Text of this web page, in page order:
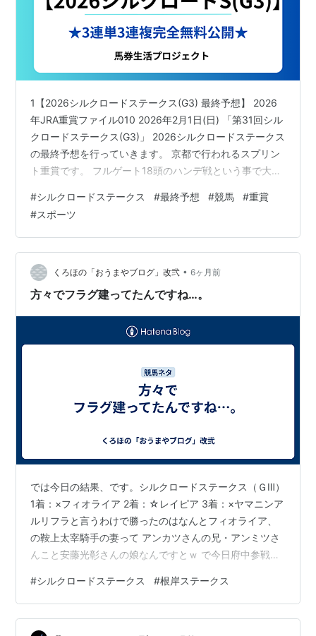
1【2026シルクロードステークス(G3) 最終予想】 2026
年JRA重賞ファイル010 2026年2月1日(日) 「第31回シル
クロードステークス(G3)」 2026シルクロードステークス
の最終予想を行っていきます。 京都で行われるスプリン
ト重賞です。 フルゲート18頭のハンデ戦という事で大混
ます。 シルクロードステークスの勝負馬券(3連複･3連単
馬券)をレース当日午前中に完全無料で公開です！
【2026シルクロードステークス＠馬券生活プロジェク
ト】 ▼このブログの読者になる▼ ▼2026/2/1(日)「展開
穴馬！」はこちらから▼ 展開に…
#シルクロードステークス #最終予想 #競馬 #重賞
#スポーツ
くろほの「おうまやブログ」改弐 • 6ヶ月前
方々でフラグ建ってたんですね…。
では今日の結果、です。シルクロードステークス（ＧⅢ）
1着：×フィオライア 2着：☆レイピア 3着：×ヤマニンア
ルリフラと言うわけで勝ったのはなんとフィオライア、
の鞍上太宰騎手の妻って アンカツさんの兄・アンミツさ
んこと安藤光彰さんの娘なんですとｗ で今日府中参戦し
わけで…。ってそんなフラグ、分かるかーいｗ根岸ステ
ークス（ＧⅢ） 1着：△ロードフォンス 2着：×バトルク
ライ 3着：▲ダノンフィーゴウェイワードアク
#シルクロードステークス #根岸ステークス